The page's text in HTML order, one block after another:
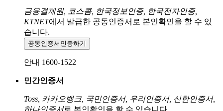
금융결제원, 코스콤, 한국정보인증, 한국전자인증,
KTNET에서 발급한 공동인증서로 본인확인을 할 수 있
습니다.
공동인증서 인증하기
안내 1600-1522
민간인증서
Toss, 카카오뱅크, 국민인증서, 우리인증서, 신한인증서,